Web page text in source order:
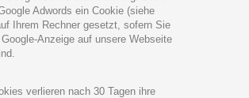
Adwords ein Cookie (siehe
Ihrem Rechner gesetzt, sofern Sie
Anzeige auf unsere Webseite
verlieren nach 30 Tagen ihre